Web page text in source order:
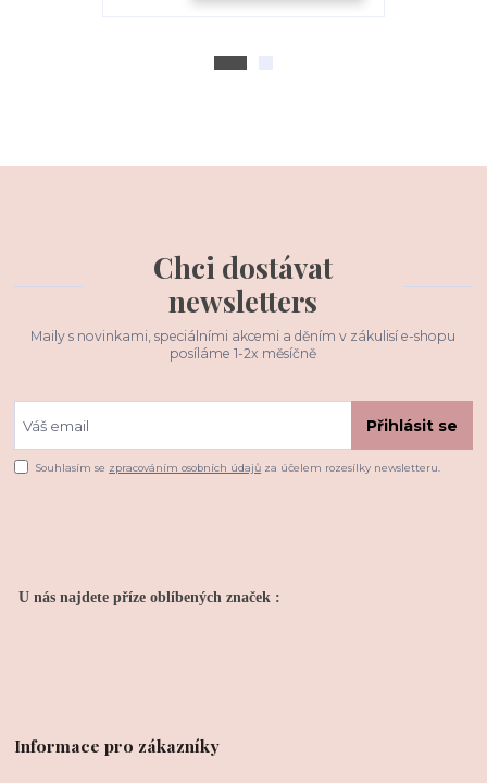
Chci dostávat
newsletters
Maily s novinkami, speciálními akcemi a děním v zákulisí e-shopu
posíláme 1-2x měsíčně
Přihlásit se
Souhlasím se zpracováním osobních údajů za účelem rozesílky newsletteru.
U nás najdete příze oblíbených značek :
Informace pro zákazníky